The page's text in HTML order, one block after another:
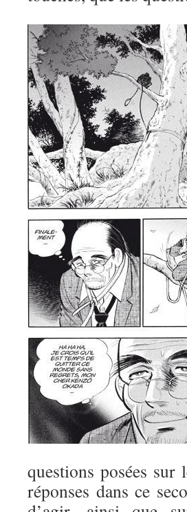
questions posées sur
réponses dans ce